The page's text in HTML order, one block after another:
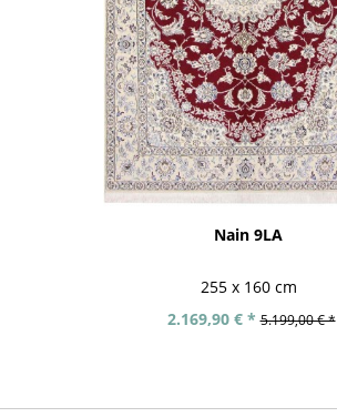
Nain 9LA
255 x 160 cm
2.169,90 € * 5.199,00 € *